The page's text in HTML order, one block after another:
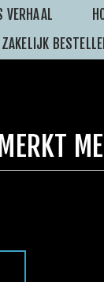
VERHAAL
ZAKELIJK